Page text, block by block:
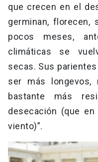
que crecen en el
germinan, florecen,
pocos meses,
climáticas se
secas. Sus
ser más
bastante más
desecación (que
viento)”.